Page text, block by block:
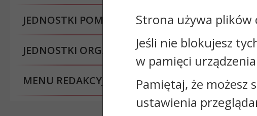
JEDNOSTKI POMOCNICZE
JEDNOSTKI ORGANIZACYJNE
MENU REDAKCYJNE
Strona używa plików
Jeśli nie blokujesz
w pamięci
Pamiętaj, że możesz
ustawienia